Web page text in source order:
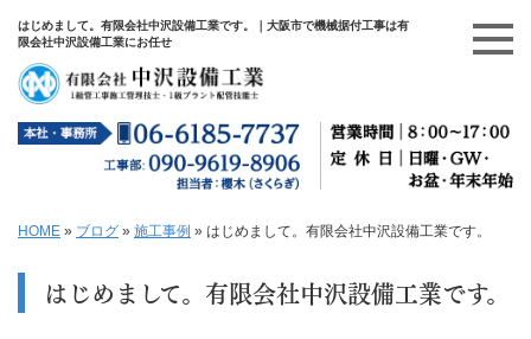
はじめまして。有限会社中沢設備工業です。｜大阪市で機械据付工事は有
限会社中沢設備工業にお任せ
HOME » ブログ » 施工事例 » はじめまして。有限会社中沢設備工業です。
はじめまして。有限会社中沢設備工業です。